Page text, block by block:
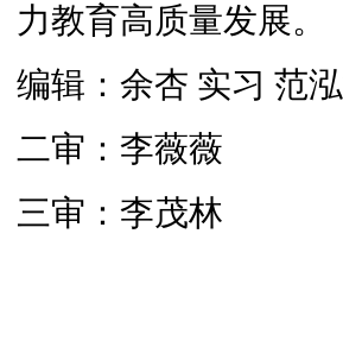
力教育高质量发展。
编辑：余杏 实习 范
二审：李薇薇
三审：李茂林